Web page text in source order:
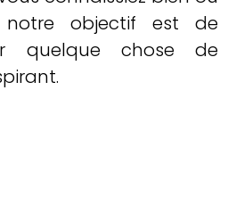
objectif est de
quelque chose de